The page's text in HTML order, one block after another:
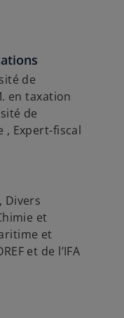
de
en taxation
de
, Expert-fiscal
Divers
et
et
et de l’IFA